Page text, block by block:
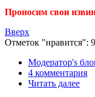
Проносим свои
Вверх
Отметок "нравится":
Модератор's
4 комментария
Читать далее